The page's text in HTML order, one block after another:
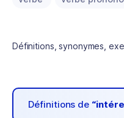
Définitions, synonymes,
Définitions de